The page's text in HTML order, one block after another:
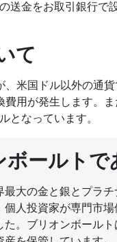
送金をお取引銀行で
て
、米国ドル以外の通
費用が発生します。
となっています。
ボールト
大の金と銀とプラ
人投資家が専門市
。ブリオンボール